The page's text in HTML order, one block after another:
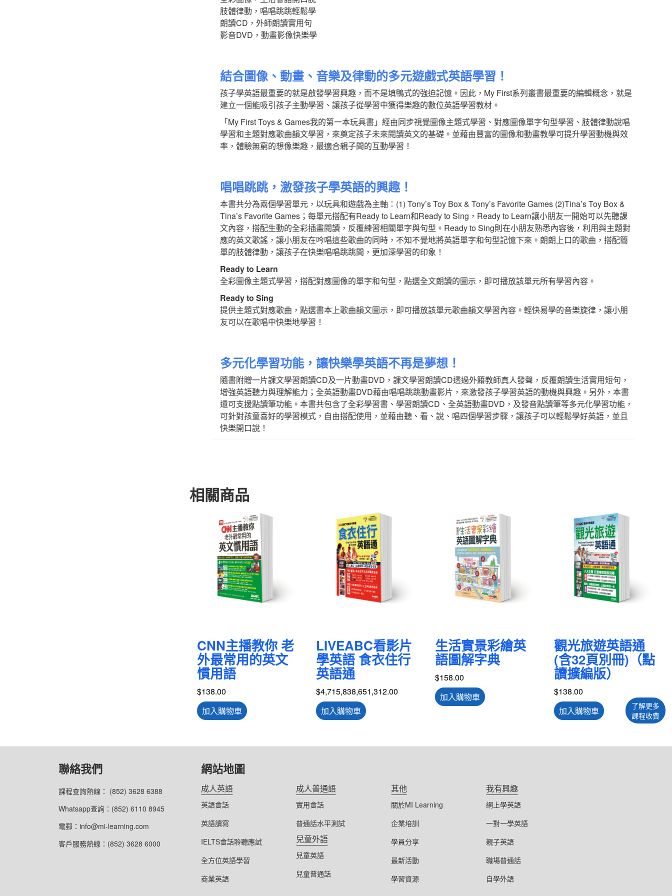
肢體律動，唱唱跳跳輕鬆學
朗讀CD，外師朗讀實用句
影音DVD，動畫影像快樂學
結合圖像、動畫、音樂及律動的多元遊戲式英語學習！
孩子學英語最重要的就是啟發學習興趣，而不是填鴨式的強迫記憶。因此，My First系列叢書最重要的編輯概念，就是
建立一個能吸引孩子主動學習、讓孩子從學習中獲得樂趣的數位英語學習教材。
「My First Toys & Games我的第一本玩具書」經由同步視覺圖像主題式學習、對應圖像單字句型學習、肢體律動說唱
學習和主題對應歌曲韻文學習，來奠定孩子未來閱讀英文的基礎。並藉由豐富的圖像和動畫教學可提升學習動機與效
率，體驗無窮的想像樂趣，最適合親子間的互動學習！
唱唱跳跳，激發孩子學英語的興趣！
本書共分為兩個學習單元，以玩具和遊戲為主軸：(1) Tony’s Toy Box & Tony’s Favorite Games (2)Tina’s Toy Box &
Tina’s Favorite Games；每單元搭配有Ready to Learn和Ready to Sing，Ready to Learn讓小朋友一開始可以先聽課
文內容，搭配生動的全彩插畫閱讀，反覆練習相關單字與句型。Ready to Sing則在小朋友熟悉內容後，利用與主題對
應的英文歌謠，讓小朋友在吟唱這些歌曲的同時，不知不覺地將英語單字和句型記憶下來。朗朗上口的歌曲，搭配簡
單的肢體律動，讓孩子在快樂唱唱跳跳間，更加深學習的印象！
Ready to Learn
全彩圖像主題式學習，搭配對應圖像的單字和句型，點選全文朗讀的圖示，即可播放該單元所有學習內容。
Ready to Sing
提供主題式對應歌曲，點選書本上歌曲韻文圖示，即可播放該單元歌曲韻文學習內容。輕快易學的音樂旋律，讓小朋
友可以在歌唱中快樂地學習！
多元化學習功能，讓快樂學英語不再是夢想！
隨書附贈一片課文學習朗讀CD及一片動畫DVD，課文學習朗讀CD透過外籍教師真人發聲，反覆朗讀生活實用短句，
增強英語聽力與理解能力；全英語動畫DVD藉由唱唱跳跳動畫影片，來激發孩子學習英語的動機與興趣。另外，本書
還可支援點讀筆功能。本書共包含了全彩學習書、學習朗讀CD、全英語動畫DVD，及發音點讀筆等多元化學習功能，
可針對孩童喜好的學習模式，自由搭配使用，並藉由聽、看、說、唱四個學習步驟，讓孩子可以輕鬆學好英語，並且
快樂開口說！
相關商品
CNN主播教你 老
外最常用的英文
慣用語
$138.00
加入購物車
LIVEABC看影片
學英語 食衣住行
英語通
$4,715,838,651,312.00
加入購物車
生活實景彩繪英
語圖解字典
$158.00
加入購物車
觀光旅遊英語通
(含32頁別冊)（點
讀擴編版）
$138.00
加入購物車
了解更多
課程收費
聯絡我們
課程查詢熱線： (852) 3628 6388
Whatsapp查詢：(852) 6110 8945
電郵：info@mi-learning.com
客戶服務熱線：(852) 3628 6000
網站地圖
成人英語
英語會話
英語讀寫
IELTS會話聆聽應試
全方位英語學習
商業英語
成人普通語
實用會話
普通話水平測試
兒童外語
兒童英語
兒童普通話
其他
關於MI Learning
企業培訓
學員分享
最新活動
學習資源
我有興趣
網上學英語
一對一學英語
親子英語
職場普通話
自學外語